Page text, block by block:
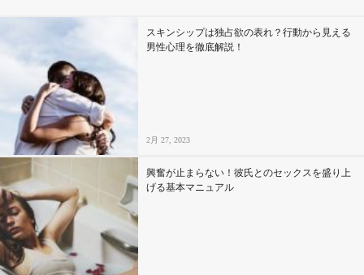
スキンシップは独占欲の表れ？行動から見える
男性心理を徹底解説！
2月 27, 2023
興奮が止まらない！彼氏とのセックスを盛り上
げる基本マニュアル